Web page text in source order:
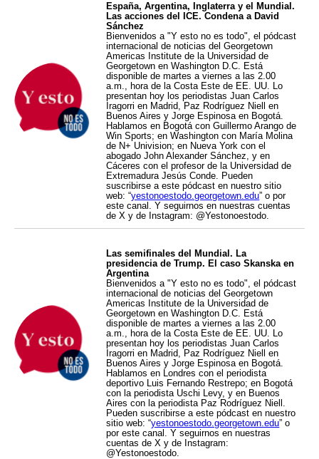
España, Argentina, Inglaterra y el Mundial.
Las acciones del ICE. Condena a David
Sánchez
Bienvenidos a "Y esto no es todo", el pódcast
internacional de noticias del Georgetown
Americas Institute de la Universidad de
Georgetown en Washington D.C. Está
disponible de martes a viernes a las 2.00
a.m., hora de la Costa Este de EE. UU. Lo
presentan hoy los periodistas Juan Carlos
Iragorri en Madrid, Paz Rodríguez Niell en
Buenos Aires y Jorge Espinosa en Bogotá.
Hablamos en Bogotá con Guillermo Arango de
Win Sports; en Washington con María Molina
de N+ Univision; en Nueva York con el
abogado John Alexander Sánchez, y en
Cáceres con el profesor de la Universidad de
Extremadura Jesús Conde. Pueden
suscribirse a este pódcast en nuestro sitio
web: “yestonoestodo.georgetown.edu” o por
este canal. Y seguirnos en nuestras cuentas
de X y de Instagram: @Yestonoestodo.
Las semifinales del Mundial. La
presidencia de Trump. El caso Skanska en
Argentina
Bienvenidos a "Y esto no es todo", el pódcast
internacional de noticias del Georgetown
Americas Institute de la Universidad de
Georgetown en Washington D.C. Está
disponible de martes a viernes a las 2.00
a.m., hora de la Costa Este de EE. UU. Lo
presentan hoy los periodistas Juan Carlos
Iragorri en Madrid, Paz Rodríguez Niell en
Buenos Aires y Jorge Espinosa en Bogotá.
Hablamos en Londres con el periodista
deportivo Luis Fernando Restrepo; en Bogotá
con la periodista Uschi Levy, y en Buenos
Aires con la periodista Paz Rodríguez Niell.
Pueden suscribirse a este pódcast en nuestro
sitio web: “yestonoestodo.georgetown.edu” o
por este canal. Y seguirnos en nuestras
cuentas de X y de Instagram:
@Yestonoestodo.